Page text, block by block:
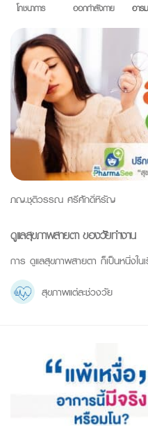
โภชนาการ ออกกำลังกาย อาร
ภญ.ชุติวรรณ ศรีศักดิ์หิรัญ
ดูแลสุขภาพสายตา ของวัยทำงาน
การ ดูแลสุขภาพสายตา ก็เป็นหนึ่งใ
สุขภาพแต่ละช่วงวัย